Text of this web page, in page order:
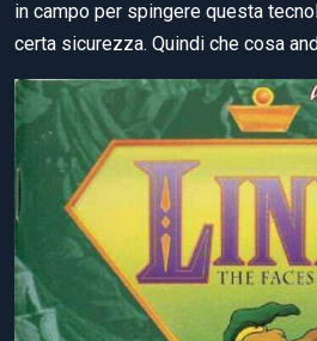
in campo per spingere questa
certa sicurezza. Quindi che cosa